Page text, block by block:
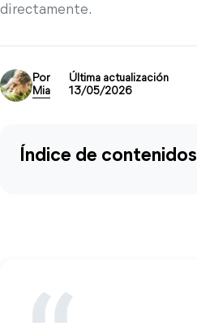
directamente.
Por
Mia
Última actualización
13/05/2026
Índice de contenidos